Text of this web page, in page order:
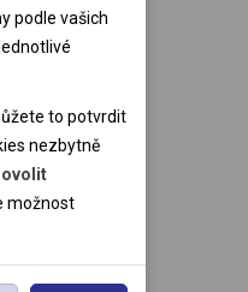
podle vašich
to potvrdit
nezbytně
možnost
a
Webová
jejich
bez
Bez vašeho
přizpůsobit
Bez souhlasu